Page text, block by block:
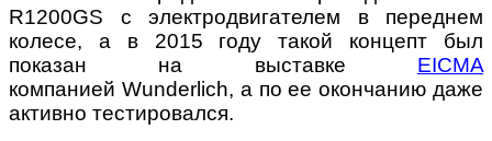
R1200GS с электродвигателем в переднем
колесе, а в 2015 году такой концепт был
показан на выставке EICMA
компанией Wunderlich, а по ее окончанию даже
активно тестировался.